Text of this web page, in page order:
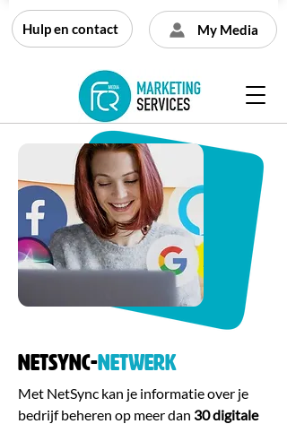
Hulp en contact My Media
Netsync-netwerk
Met NetSync kan je informatie over je
bedrijf beheren op meer dan 30 digitale